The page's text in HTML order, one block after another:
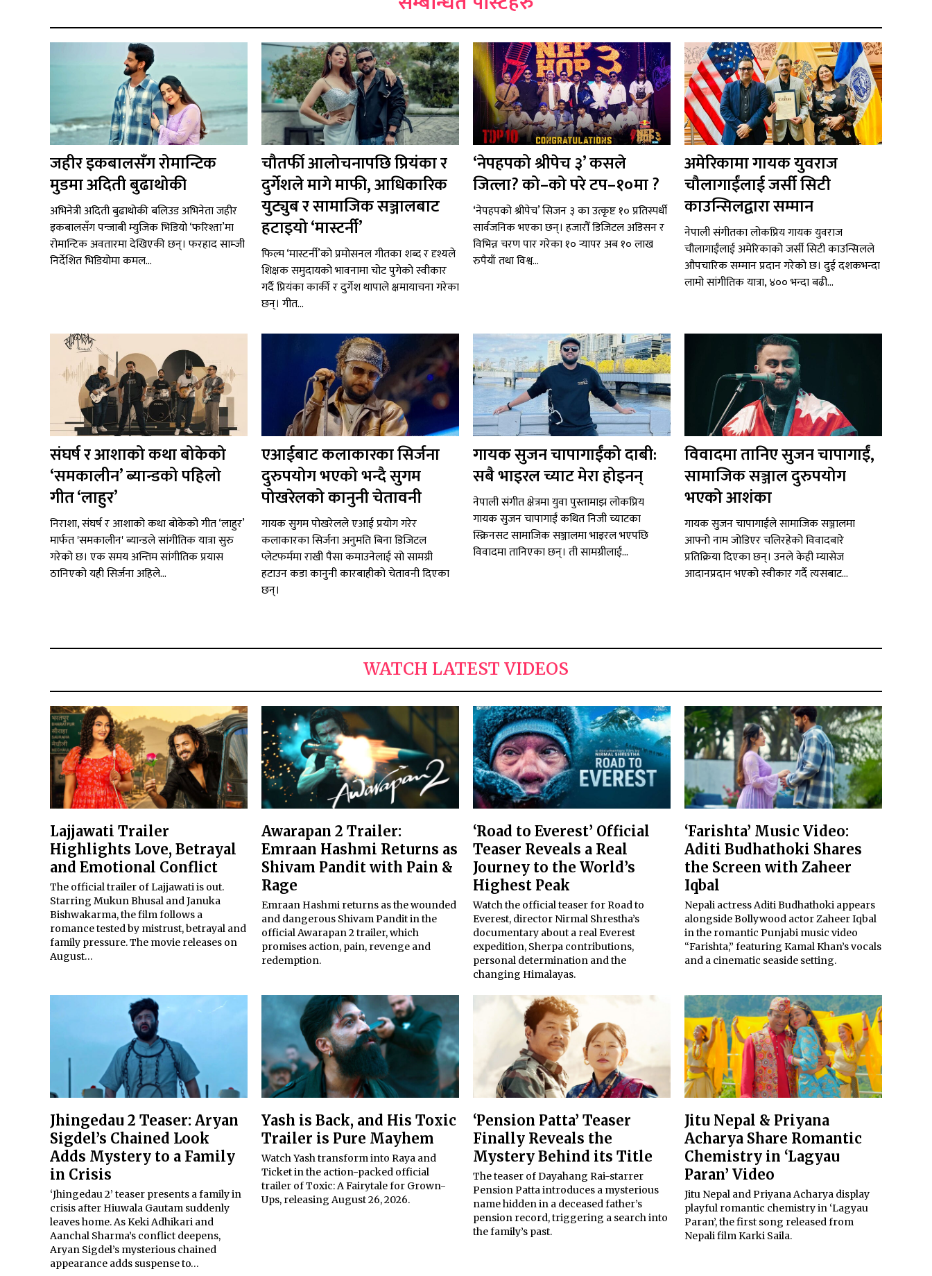
जहीर इकबालसँग रोमान्टिक
मुडमा अदिती बुढाथोकी
अभिनेत्री अदिती बुढाथोकी बलिउड अभिनेता जहीर
इकबालसँग पन्जाबी म्युजिक भिडियो ‘फरिश्ता’मा
रोमान्टिक अवतारमा देखिएकी छन्। फरहाद साम्जी
निर्देशित भिडियोमा कमल...
चौतर्फी आलोचनापछि प्रियंका र
दुर्गेशले मागे माफी, आधिकारिक
युट्युब र सामाजिक सञ्जालबाट
हटाइयो ‘मास्टर्नी’
फिल्म ‘मास्टर्नी’को प्रमोसनल गीतका शब्द र दृश्यले
शिक्षक समुदायको भावनामा चोट पुगेको स्वीकार
गर्दै प्रियंका कार्की र दुर्गेश थापाले क्षमायाचना गरेका
छन्। गीत...
‘नेपहपको श्रीपेच ३’ कसले
जित्ला? को–को परे टप–१०मा ?
‘नेपहपको श्रीपेच’ सिजन ३ का उत्कृष्ट १० प्रतिस्पर्धी
सार्वजनिक भएका छन्। हजारौँ डिजिटल अडिसन र
विभिन्न चरण पार गरेका १० र्‍यापर अब १० लाख
रुपैयाँ तथा विश्व...
अमेरिकामा गायक युवराज
चौलागाईंलाई जर्सी सिटी
काउन्सिलद्वारा सम्मान
नेपाली संगीतका लोकप्रिय गायक युवराज
चौलागाईंलाई अमेरिकाको जर्सी सिटी काउन्सिलले
औपचारिक सम्मान प्रदान गरेको छ। दुई दशकभन्दा
लामो सांगीतिक यात्रा, ४०० भन्दा बढी...
संघर्ष र आशाको कथा बोकेको
‘समकालीन’ ब्यान्डको पहिलो
गीत ‘लाहुर’
निराशा, संघर्ष र आशाको कथा बोकेको गीत ‘लाहुर’
मार्फत 'समकालीन' ब्यान्डले सांगीतिक यात्रा सुरु
गरेको छ। एक समय अन्तिम सांगीतिक प्रयास
ठानिएको यही सिर्जना अहिले...
एआईबाट कलाकारका सिर्जना
दुरुपयोग भएको भन्दै सुगम
पोखरेलको कानुनी चेतावनी
गायक सुगम पोखरेलले एआई प्रयोग गरेर
कलाकारका सिर्जना अनुमति बिना डिजिटल
प्लेटफर्ममा राखी पैसा कमाउनेलाई सो सामग्री
हटाउन कडा कानुनी कारबाहीको चेतावनी दिएका
छन्।
गायक सुजन चापागाईंको दाबी:
सबै भाइरल च्याट मेरा होइनन्
नेपाली संगीत क्षेत्रमा युवा पुस्तामाझ लोकप्रिय
गायक सुजन चापागाईं कथित निजी च्याटका
स्क्रिनसट सामाजिक सञ्जालमा भाइरल भएपछि
विवादमा तानिएका छन्। ती सामग्रीलाई...
विवादमा तानिए सुजन चापागाईं,
सामाजिक सञ्जाल दुरुपयोग
भएको आशंका
गायक सुजन चापागाईंले सामाजिक सञ्जालमा
आफ्नो नाम जोडिएर चलिरहेको विवादबारे
प्रतिक्रिया दिएका छन्। उनले केही म्यासेज
आदानप्रदान भएको स्वीकार गर्दै त्यसबाट...
WATCH LATEST VIDEOS
Lajjawati Trailer
Highlights Love, Betrayal
and Emotional Conflict
The official trailer of Lajjawati is out.
Starring Mukun Bhusal and Januka
Bishwakarma, the film follows a
romance tested by mistrust, betrayal and
family pressure. The movie releases on
August…
Awarapan 2 Trailer:
Emraan Hashmi Returns as
Shivam Pandit with Pain &
Rage
Emraan Hashmi returns as the wounded
and dangerous Shivam Pandit in the
official Awarapan 2 trailer, which
promises action, pain, revenge and
redemption.
‘Road to Everest’ Official
Teaser Reveals a Real
Journey to the World’s
Highest Peak
Watch the official teaser for Road to
Everest, director Nirmal Shrestha’s
documentary about a real Everest
expedition, Sherpa contributions,
personal determination and the
changing Himalayas.
‘Farishta’ Music Video:
Aditi Budhathoki Shares
the Screen with Zaheer
Iqbal
Nepali actress Aditi Budhathoki appears
alongside Bollywood actor Zaheer Iqbal
in the romantic Punjabi music video
“Farishta,” featuring Kamal Khan’s vocals
and a cinematic seaside setting.
Jhingedau 2 Teaser: Aryan
Sigdel’s Chained Look
Adds Mystery to a Family
in Crisis
‘Jhingedau 2’ teaser presents a family in
crisis after Hiuwala Gautam suddenly
leaves home. As Keki Adhikari and
Aanchal Sharma’s conflict deepens,
Aryan Sigdel’s mysterious chained
appearance adds suspense to…
Yash is Back, and His Toxic
Trailer is Pure Mayhem
Watch Yash transform into Raya and
Ticket in the action-packed official
trailer of Toxic: A Fairytale for Grown-
Ups, releasing August 26, 2026.
‘Pension Patta’ Teaser
Finally Reveals the
Mystery Behind its Title
The teaser of Dayahang Rai-starrer
Pension Patta introduces a mysterious
name hidden in a deceased father’s
pension record, triggering a search into
the family’s past.
Jitu Nepal & Priyana
Acharya Share Romantic
Chemistry in ‘Lagyau
Paran’ Video
Jitu Nepal and Priyana Acharya display
playful romantic chemistry in ‘Lagyau
Paran’, the first song released from
Nepali film Karki Saila.